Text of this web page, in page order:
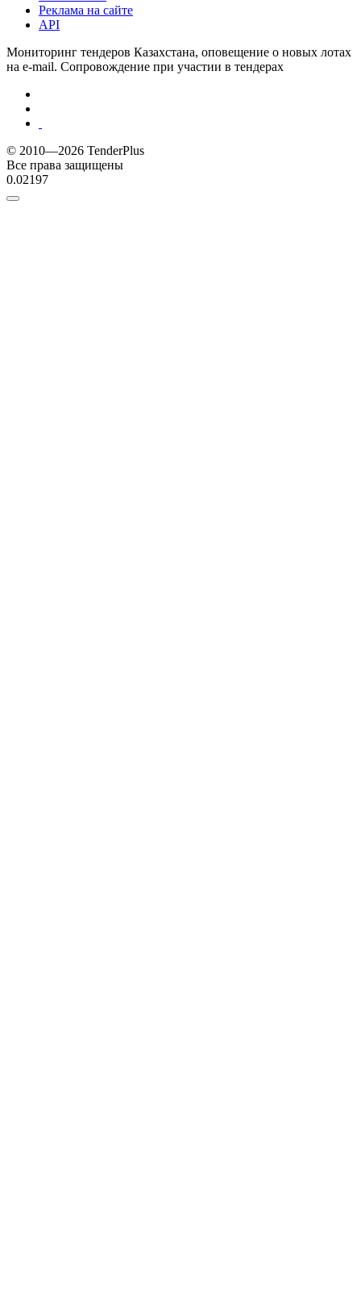
Реклама на сайте
API
Мониторинг тендеров Казахстана, оповещение о новых лотах
на e-mail. Сопровождение при участии в тендерах
© 2010—2026 TenderPlus
Все права защищены
0.02197